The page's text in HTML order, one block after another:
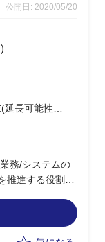
公開日: 2020/05/20
延長可能性あ
務/システムの
推進する役割を
ます。
キュメント作成